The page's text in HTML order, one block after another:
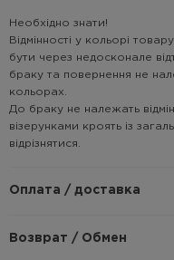
Необхідно знати!
Відмінності у кольорі
бути через недосконале
браку та повернення не
кольорах.
До браку не належать
візерунками кроять із
відрізнятися.
Оплата / доставка
Возврат / Обмен